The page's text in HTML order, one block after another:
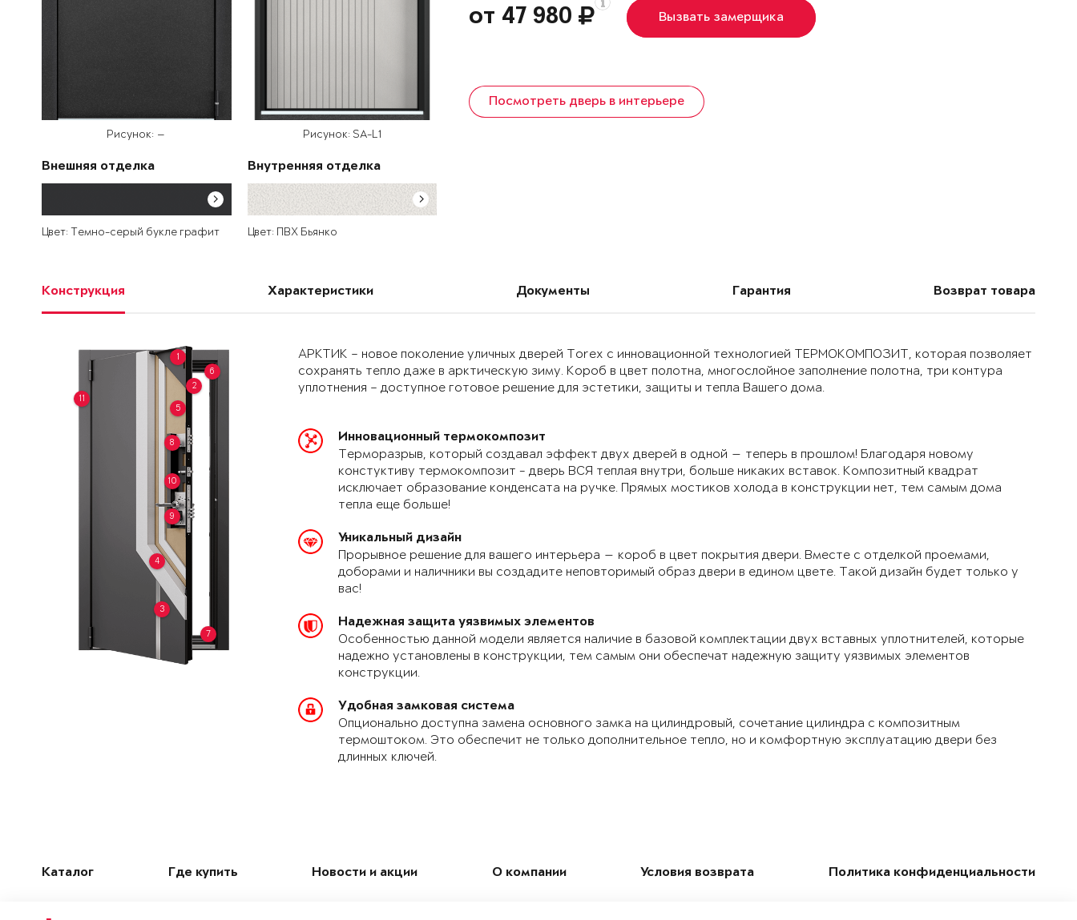
Рисунок: —
Внешняя отделка
Цвет: Темно-серый букле графит
Рисунок: SA-L1
Внутренняя отделка
Цвет: ПВХ Бьянко
от 47 980 Вызвать замерщика
Посмотреть дверь в интерьере
Конструкция Характеристики Документы Гарантия Возврат товара
1
2
3
4
5
6
7
8
9
10
11
АРКТИК – новое поколение уличных дверей Torex с инновационной технологией ТЕРМОКОМПОЗИТ, которая позволяет
сохранять тепло даже в арктическую зиму. Короб в цвет полотна, многослойное заполнение полотна, три контура
уплотнения – доступное готовое решение для эстетики, защиты и тепла Вашего дома.
Инновационный термокомпозит
Терморазрыв, который создавал эффект двух дверей в одной — теперь в прошлом! Благодаря новому
констуктиву термокомпозит - дверь ВСЯ теплая внутри, больше никаких вставок. Композитный квадрат
исключает образование конденсата на ручке. Прямых мостиков холода в конструкции нет, тем самым дома
тепла еще больше!
Уникальный дизайн
Прорывное решение для вашего интерьера — короб в цвет покрытия двери. Вместе с отделкой проемами,
доборами и наличники вы создадите неповторимый образ двери в едином цвете. Такой дизайн будет только у
вас!
Надежная защита уязвимых элементов
Особенностью данной модели является наличие в базовой комплектации двух вставных уплотнителей, которые
надежно установлены в конструкции, тем самым они обеспечат надежную защиту уязвимых элементов
конструкции.
Удобная замковая система
Опционально доступна замена основного замка на цилиндровый, сочетание цилиндра с композитным
термоштоком. Это обеспечит не только дополнительное тепло, но и комфортную эксплуатацию двери без
длинных ключей.
Каталог Где купить Новости и акции О компании Условия возврата Политика конфиденциальности